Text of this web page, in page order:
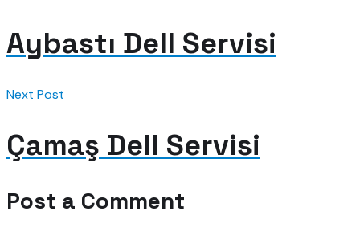
Aybastı Dell Servisi
Next Post
Çamaş Dell Servisi
Post a Comment